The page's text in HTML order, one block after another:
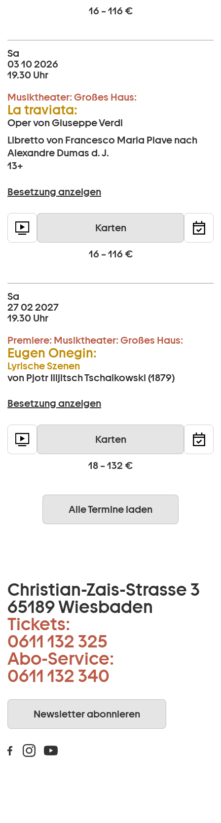
16 – 116 €
Sa
03 10 2026
19.30 Uhr
Musiktheater: Großes Haus:
La traviata:
Oper von Giuseppe Verdi
Libretto von Francesco Maria Piave nach
Alexandre Dumas d. J.
13+
Besetzung anzeigen
Karten
16 – 116 €
Sa
27 02 2027
19.30 Uhr
Premiere: Musiktheater: Großes Haus:
Eugen Onegin:
Lyrische Szenen
von Pjotr Illjitsch Tschaikowski (1879)
Besetzung anzeigen
Karten
18 – 132 €
Alle Termine laden
Christian-Zais-Strasse 3
65189 Wiesbaden
Tickets:
0611 132 325
Abo-Service:
0611 132 340
Newsletter abonnieren